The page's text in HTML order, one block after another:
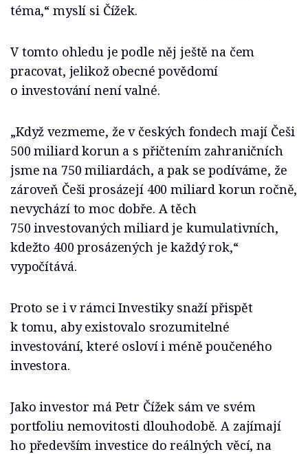
téma,“ myslí si Čížek.
V tomto ohledu je podle něj ještě na čem
pracovat, jelikož obecné povědomí
o investování není valné.
„Když vezmeme, že v českých fondech mají Češi
500 miliard korun a s přičtením zahraničních
jsme na 750 miliardách, a pak se podíváme, že
zároveň Češi prosázejí 400 miliard korun ročně,
nevychází to moc dobře. A těch
750 investovaných miliard je kumulativních,
kdežto 400 prosázených je každý rok,“
vypočítává.
Proto se i v rámci Investiky snaží přispět
k tomu, aby existovalo srozumitelné
investování, které osloví i méně poučeného
investora.
Jako investor má Petr Čížek sám ve svém
portfoliu nemovitosti dlouhodobě. A zajímají
ho především investice do reálných věcí, na